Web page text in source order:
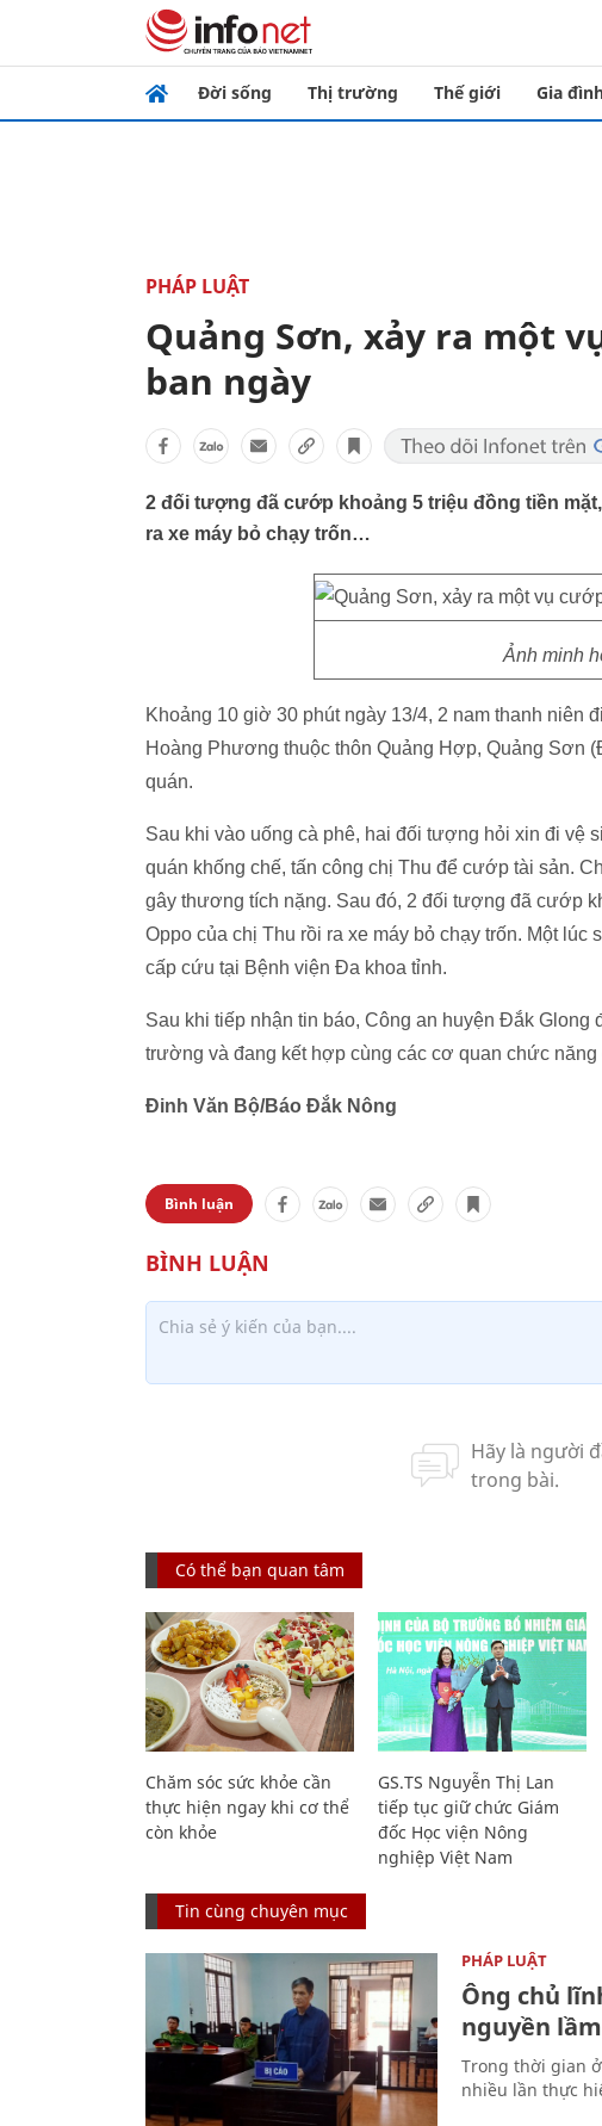
Đời sống Thị trường Thế giới Gia
PHÁP LUẬT
Quảng Sơn, xảy ra một
ban ngày
2 đối tượng đã cướp khoảng 5 triệu đồng tiền
ra xe máy bỏ chạy trốn…
Ảnh minh
Khoảng 10 giờ 30 phút ngày 13/4, 2 nam thanh niên
Hoàng Phương thuộc thôn Quảng Hợp, Quảng Sơn
quán.
Sau khi vào uống cà phê, hai đối tượng hỏi xin đi vệ
quán khống chế, tấn công chị Thu để cướp tài sản.
gây thương tích nặng. Sau đó, 2 đối tượng đã cướp
Oppo của chị Thu rồi ra xe máy bỏ chạy trốn. Một
cấp cứu tại Bệnh viện Đa khoa tỉnh.
Sau khi tiếp nhận tin báo, Công an huyện Đắk
trường và đang kết hợp cùng các cơ quan chức
Đinh Văn Bộ/Báo Đắk Nông
Bình luận
Có thể bạn quan tâm
Chăm sóc sức khỏe cần
thực hiện ngay khi cơ thể
còn khỏe
GS.TS Nguyễn Thị Lan
tiếp tục giữ chức Giám
đốc Học viện Nông
nghiệp Việt Nam
Tin cùng chuyên mục
PHÁP LUẬT
Ông chủ
nguyền
Trong thời gian
nhiều lần thực